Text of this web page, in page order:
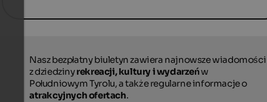
Nasz bezpłatny biuletyn zawiera najnowsze wiadomości
z dziedzinyrekreacji, kultury i wydarzeńw
Południowym Tyrolu, a także regularne informacje o
atrakcyjnych ofertach.